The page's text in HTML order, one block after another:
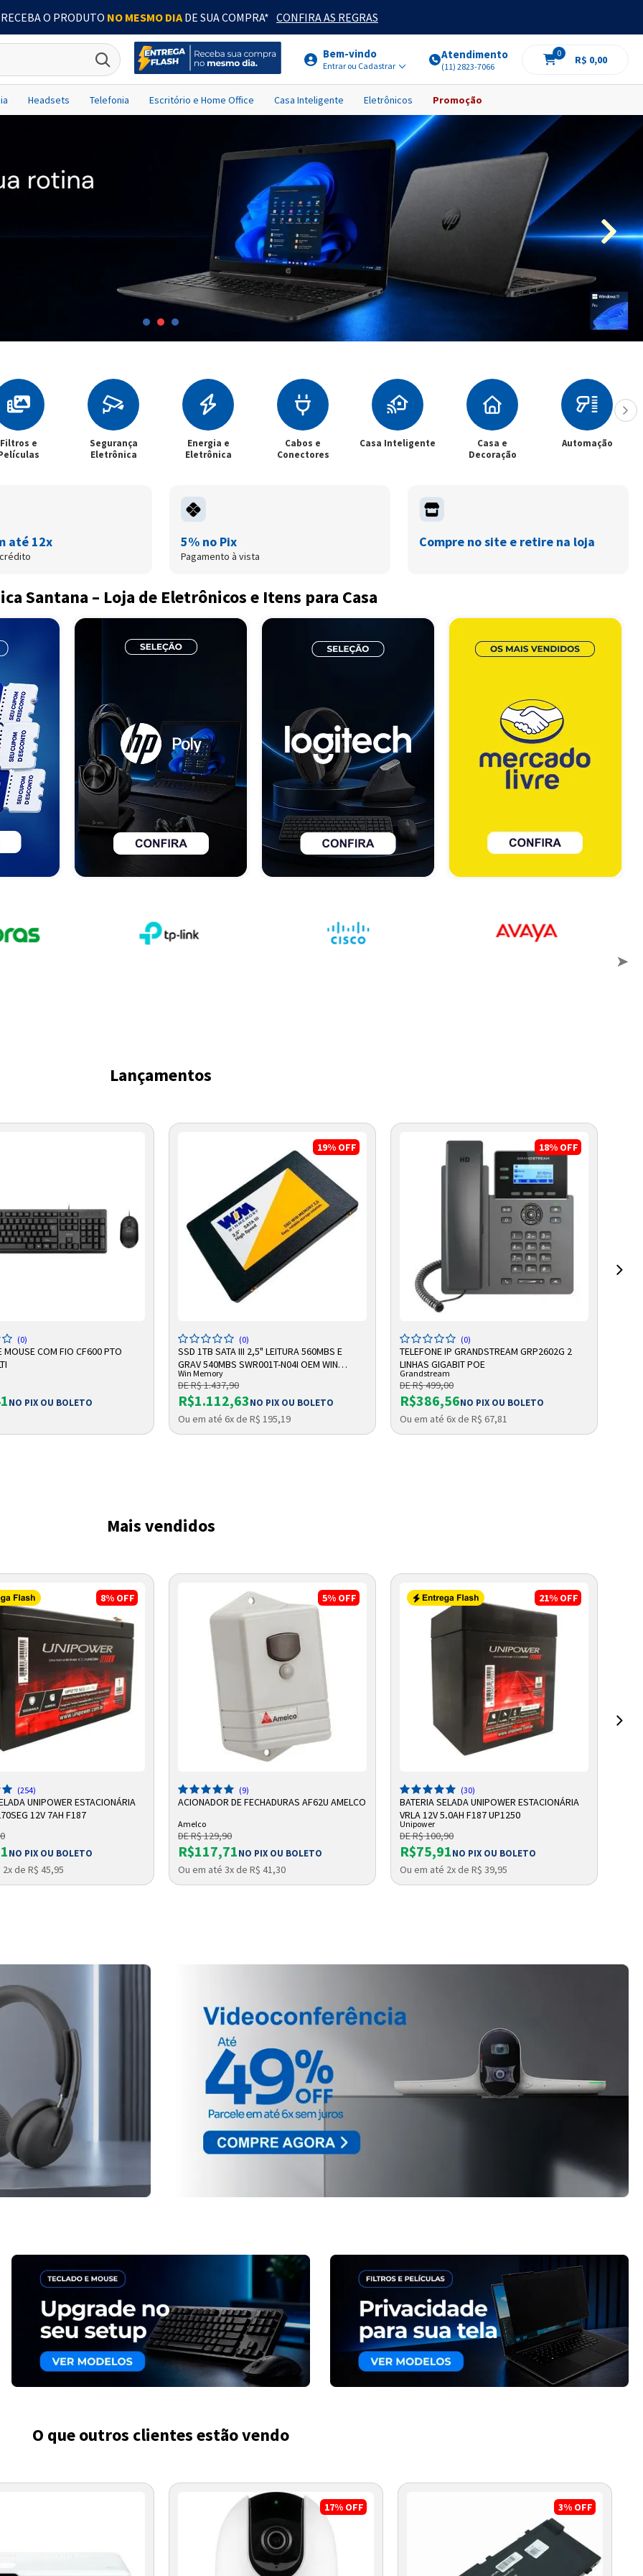
RECEBA O PRODUTO NO MESMO DIADE SUA COMPRA* CONFIRA AS REGRAS
Bem-vindo
Entrar ou Cadastrar
Atendimento
(11) 2823-7066
0
R$ 0,00
Headsets Telefonia Escritório e Home Office Casa Inteligente Eletrônicos Promoção
Cartão de crédito
Filtros e
Segurança
Eletrônica
Energia e
Eletrônica
Cabos e
Conectores
Casa Inteligente
Casa e
Decoração
Automação
até 12x 5% no Pix
Pagamento à vista
Compre no site e retire na loja
Santana – Loja de Eletrônicos e Itens para Casa
Lançamentos
A SACOLA
(0)
MOUSE COM FIO CF600 PTO
NO PIX OU BOLETO
ADICIONAR A SACOLA
19% OFF
(0)
SSD 1TB SATA III 2,5" LEITURA 560MBS E
GRAV 540MBS SWR001T-N04I OEM WIN
MEMORY
Win Memory
DE R$ 1.437,90
R$1.112,63NO PIX OU BOLETO
Ou em até 6x de R$ 195,19
ADICIONAR A SACOLA
18% OFF
(0)
TELEFONE IP GRANDSTREAM GRP2602G 2
LINHAS GIGABIT POE
Grandstream
DE R$ 499,00
R$386,56NO PIX OU BOLETO
Ou em até 6x de R$ 67,81
Mais vendidos
A SACOLA
8% OFF
(254)
UNIPOWER ESTACIONÁRIA
12V 7AH F187
NO PIX OU BOLETO
de R$ 45,95
ADICIONAR A SACOLA
5% OFF
(9)
ACIONADOR DE FECHADURAS AF62U AMELCO
Amelco
DE R$ 129,90
R$117,71NO PIX OU BOLETO
Ou em até 3x de R$ 41,30
ADICIONAR A SACOLA
21% OFF
(30)
BATERIA SELADA UNIPOWER ESTACIONÁRIA
VRLA 12V 5,0AH F187 UP1250
Unipower
DE R$ 100,90
R$75,91NO PIX OU BOLETO
Ou em até 2x de R$ 39,95
O que outros clientes estão vendo
17% OFF 3% OFF